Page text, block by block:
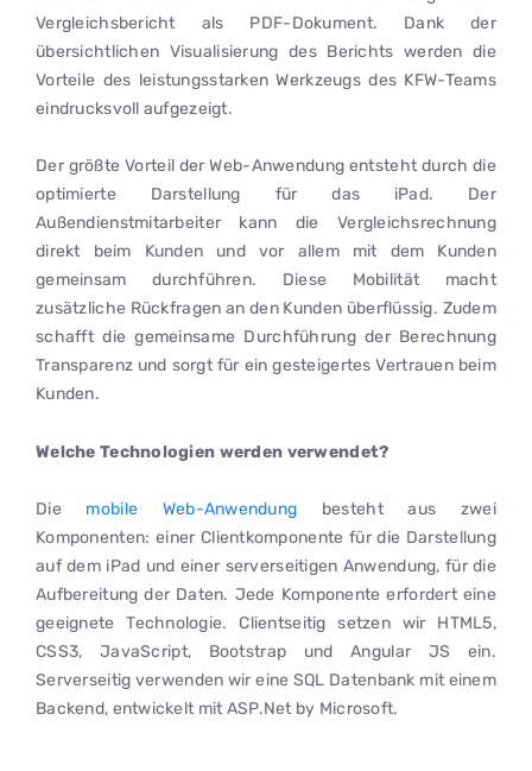
Vergleichsbericht als PDF-Dokument. Dank der
übersichtlichen Visualisierung des Berichts werden die
Vorteile des leistungsstarken Werkzeugs des KFW-Teams
eindrucksvoll aufgezeigt.
Der größte Vorteil der Web-Anwendung entsteht durch die
optimierte Darstellung für das iPad. Der
Außendienstmitarbeiter kann die Vergleichsrechnung
direkt beim Kunden und vor allem mit dem Kunden
gemeinsam durchführen. Diese Mobilität macht
zusätzliche Rückfragen an den Kunden überflüssig. Zudem
schafft die gemeinsame Durchführung der Berechnung
Transparenz und sorgt für ein gesteigertes Vertrauen beim
Kunden.
Welche Technologien werden verwendet?
Die mobile Web-Anwendung besteht aus zwei
Komponenten: einer Clientkomponente für die Darstellung
auf dem iPad und einer serverseitigen Anwendung, für die
Aufbereitung der Daten. Jede Komponente erfordert eine
geeignete Technologie. Clientseitig setzen wir HTML5,
CSS3, JavaScript, Bootstrap und Angular JS ein.
Serverseitig verwenden wir eine SQL Datenbank mit einem
Backend, entwickelt mit ASP.Net by Microsoft.